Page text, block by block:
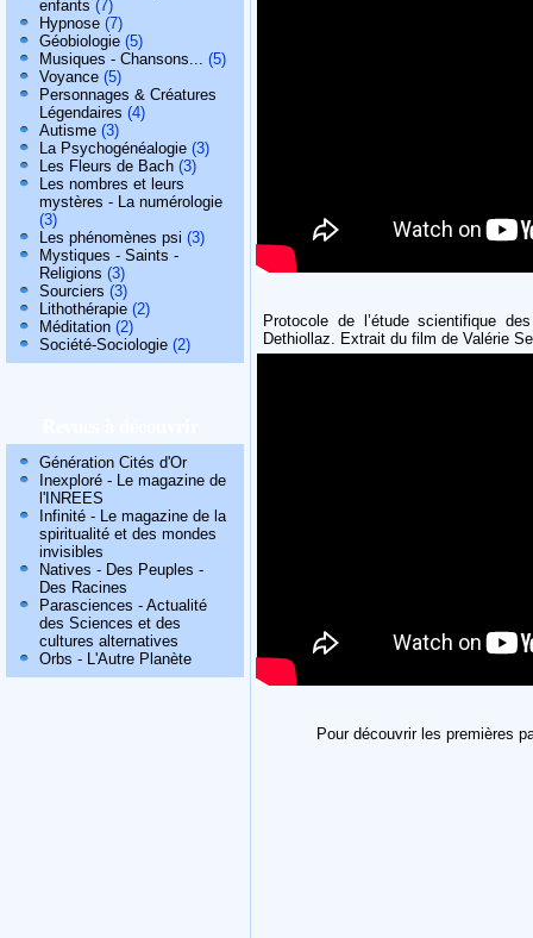
enfants (7)
Hypnose (7)
Géobiologie (5)
Musiques - Chansons... (5)
Voyance (5)
Personnages & Créatures
Légendaires (4)
Autisme (3)
La Psychogénéalogie (3)
Les Fleurs de Bach (3)
Les nombres et leurs
mystères - La numérologie
(3)
Les phénomènes psi (3)
Mystiques - Saints -
Religions (3)
Sourciers (3)
Lithothérapie (2)
Méditation (2)
Société-Sociologie (2)
Génération Cités d'Or
Inexploré - Le magazine de
l'INREES
Infinité - Le magazine de la
spiritualité et des mondes
invisibles
Natives - Des Peuples -
Des Racines
Parasciences - Actualité
des Sciences et des
cultures alternatives
Orbs - L'Autre Planète
Protocole de l’étude scientifique
Dethiollaz. Extrait du film de Valérie
Pour découvrir les premières